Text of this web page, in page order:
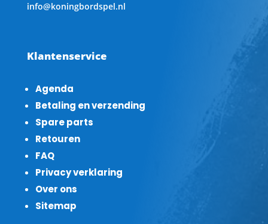
info@koningbordspel.nl
Klantenservice
Agenda
Betaling en verzending
Spare parts
Retouren
FAQ
Privacy verklaring
Over ons
Sitemap